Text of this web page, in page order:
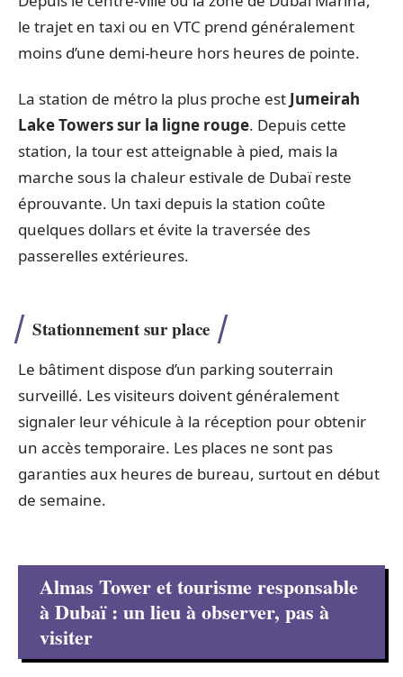
le trajet en taxi ou en VTC prend généralement
moins d’une demi-heure hors heures de pointe.
La station de métro la plus proche est Jumeirah
Lake Towers sur la ligne rouge. Depuis cette
station, la tour est atteignable à pied, mais la
marche sous la chaleur estivale de Dubaï reste
éprouvante. Un taxi depuis la station coûte
quelques dollars et évite la traversée des
passerelles extérieures.
Stationnement sur place
Le bâtiment dispose d’un parking souterrain
surveillé. Les visiteurs doivent généralement
signaler leur véhicule à la réception pour obtenir
un accès temporaire. Les places ne sont pas
garanties aux heures de bureau, surtout en début
de semaine.
Almas Tower et tourisme responsable
à Dubaï : un lieu à observer, pas à
visiter